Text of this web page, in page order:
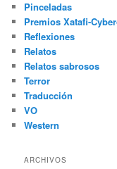
Pinceladas
Premios Xatafi-
Reflexiones
Relatos
Relatos sabrosos
Terror
Traducción
VO
Western
ARCHIVOS